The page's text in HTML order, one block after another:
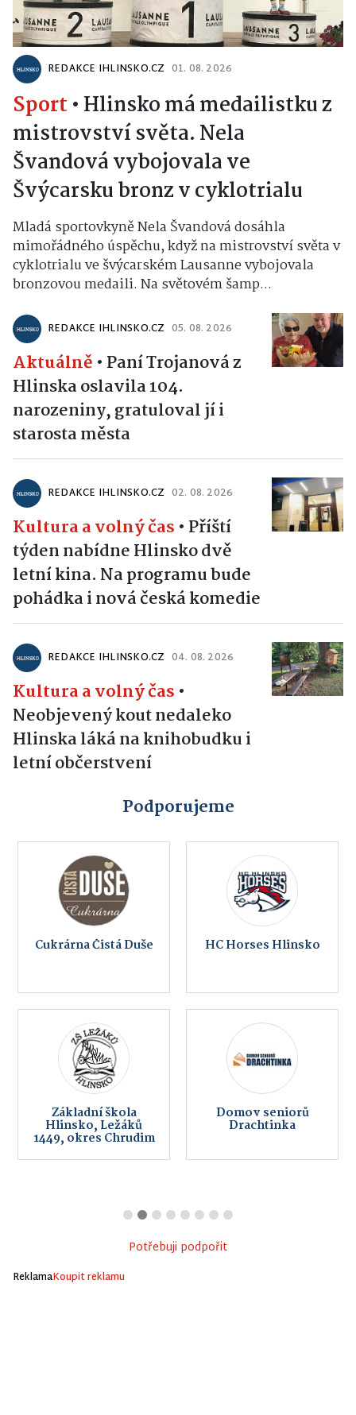
REDAKCE IHLINSKO.CZ 01. 08. 2026
Sport • Hlinsko má medailistku z
mistrovství světa. Nela
Švandová vybojovala ve
Švýcarsku bronz v cyklotrialu
Mladá sportovkyně Nela Švandová dosáhla
mimořádného úspěchu, když na mistrovství světa v
cyklotrialu ve švýcarském Lausanne vybojovala
bronzovou medaili. Na světovém šamp...
REDAKCE IHLINSKO.CZ 05. 08. 2026
Aktuálně • Paní Trojanová z
Hlinska oslavila 104.
narozeniny, gratuloval jí i
starosta města
REDAKCE IHLINSKO.CZ 02. 08. 2026
Kultura a volný čas • Příští
týden nabídne Hlinsko dvě
letní kina. Na programu bude
pohádka i nová česká komedie
REDAKCE IHLINSKO.CZ 04. 08. 2026
Kultura a volný čas •
Neobjevený kout nedaleko
Hlinska láká na knihobudku i
letní občerstvení
Podporujeme
Cukrárna Čistá Duše HC Horses Hlinsko
Základní škola
Hlinsko, Ležáků
1449, okres Chrudim
Domov seniorů
Drachtinka
Potřebuji podpořit
ReklamaKoupit reklamu